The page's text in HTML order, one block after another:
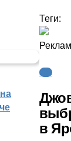
Теги:
КХЛ
в